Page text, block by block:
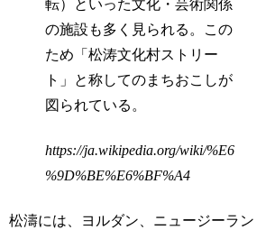
転）といった文化・芸術関係
の施設も多く見られる。この
ため「松涛文化村ストリー
ト」と称してのまちおこしが
図られている。
https://ja.wikipedia.org/wiki/%E6
%9D%BE%E6%BF%A4
松濤には、ヨルダン、ニュージーラン